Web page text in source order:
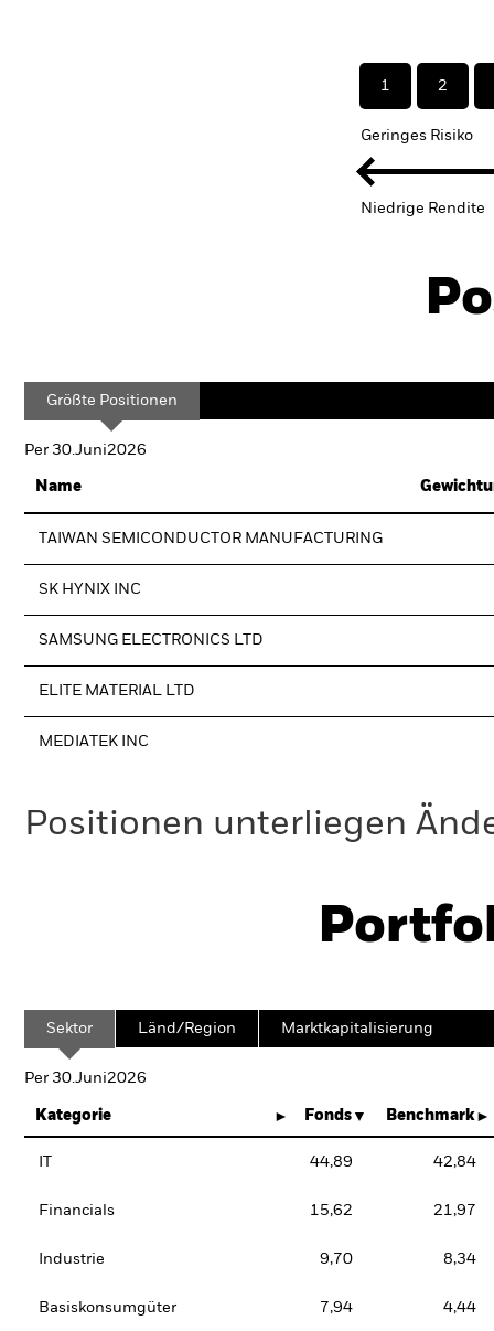
1 2
Geringes Risiko
Niedrige Rendite
Größte Positionen
Per 30.Juni2026
Name
TAIWAN SEMICONDUCTOR MANUFACTURING
SK HYNIX INC
SAMSUNG ELECTRONICS LTD
ELITE MATERIAL LTD
MEDIATEK INC
Positionen unterliegen
Sektor Länd/Region Marktkapitalisierung
Per 30.Juni2026
Kategorie Fonds Benchmark
44,89 42,84
Financials 15,62 21,97
Industrie 9,70 8,34
Basiskonsumgüter 7,94 4,44